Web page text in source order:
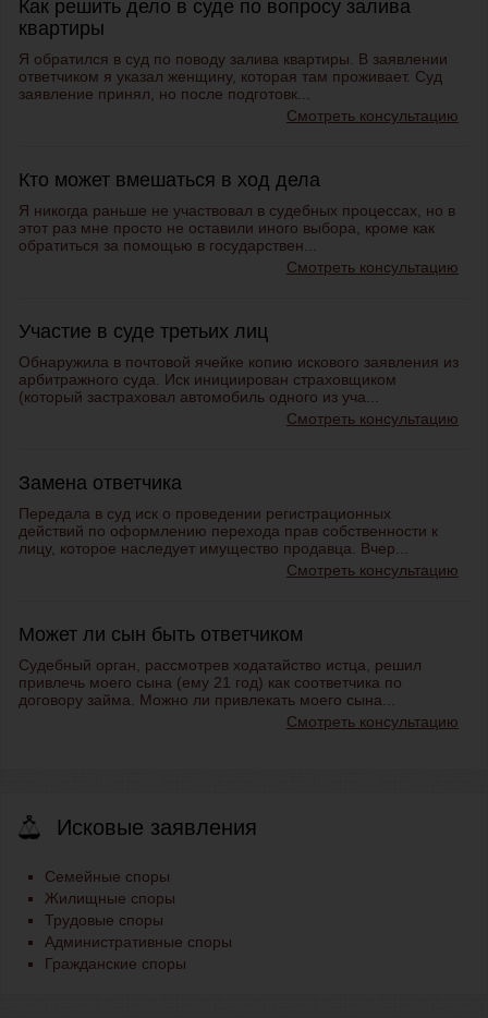
Как решить дело в суде по вопросу залива
квартиры
Я обратился в суд по поводу залива квартиры. В заявлении
ответчиком я указал женщину, которая там проживает. Суд
заявление принял, но после подготовк...
Смотреть консультацию
Кто может вмешаться в ход дела
Я никогда раньше не участвовал в судебных процессах, но в
этот раз мне просто не оставили иного выбора, кроме как
обратиться за помощью в государствен...
Смотреть консультацию
Участие в суде третьих лиц
Обнаружила в почтовой ячейке копию искового заявления из
арбитражного суда. Иск инициирован страховщиком
(который застраховал автомобиль одного из уча...
Смотреть консультацию
Замена ответчика
Передала в суд иск о проведении регистрационных
действий по оформлению перехода прав собственности к
лицу, которое наследует имущество продавца. Вчер...
Смотреть консультацию
Может ли сын быть ответчиком
Судебный орган, рассмотрев ходатайство истца, решил
привлечь моего сына (ему 21 год) как соответчика по
договору займа. Можно ли привлекать моего сына...
Смотреть консультацию
Исковые заявления
Семейные споры
Жилищные споры
Трудовые споры
Административные споры
Гражданские споры